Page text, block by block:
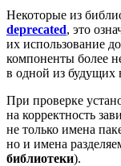
Некоторые из
deprecated, это
их использование
компоненты более
в одной из будущих
При проверке
на корректность
не только имена
но и имена
библиотеки).